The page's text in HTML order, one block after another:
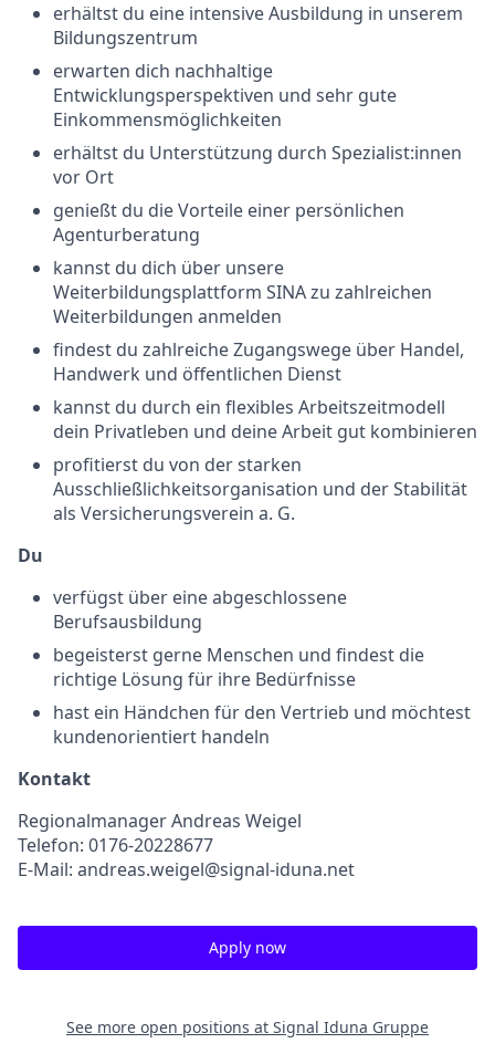
erhältst du eine intensive Ausbildung in unserem
Bildungszentrum
erwarten dich nachhaltige
Entwicklungsperspektiven und sehr gute
Einkommensmöglichkeiten
erhältst du Unterstützung durch Spezialist:innen
vor Ort
genießt du die Vorteile einer persönlichen
Agenturberatung
kannst du dich über unsere
Weiterbildungsplattform SINA zu zahlreichen
Weiterbildungen anmelden
findest du zahlreiche Zugangswege über Handel,
Handwerk und öffentlichen Dienst
kannst du durch ein flexibles Arbeitszeitmodell
dein Privatleben und deine Arbeit gut kombinieren
profitierst du von der starken
Ausschließlichkeitsorganisation und der Stabilität
als Versicherungsverein a. G.
Du
verfügst über eine abgeschlossene
Berufsausbildung
begeisterst gerne Menschen und findest die
richtige Lösung für ihre Bedürfnisse
hast ein Händchen für den Vertrieb und möchtest
kundenorientiert handeln
Kontakt
Regionalmanager Andreas Weigel
Telefon: 0176-20228677
E-Mail: andreas.weigel@signal-iduna.net
Apply now
See more open positions at Signal Iduna Gruppe